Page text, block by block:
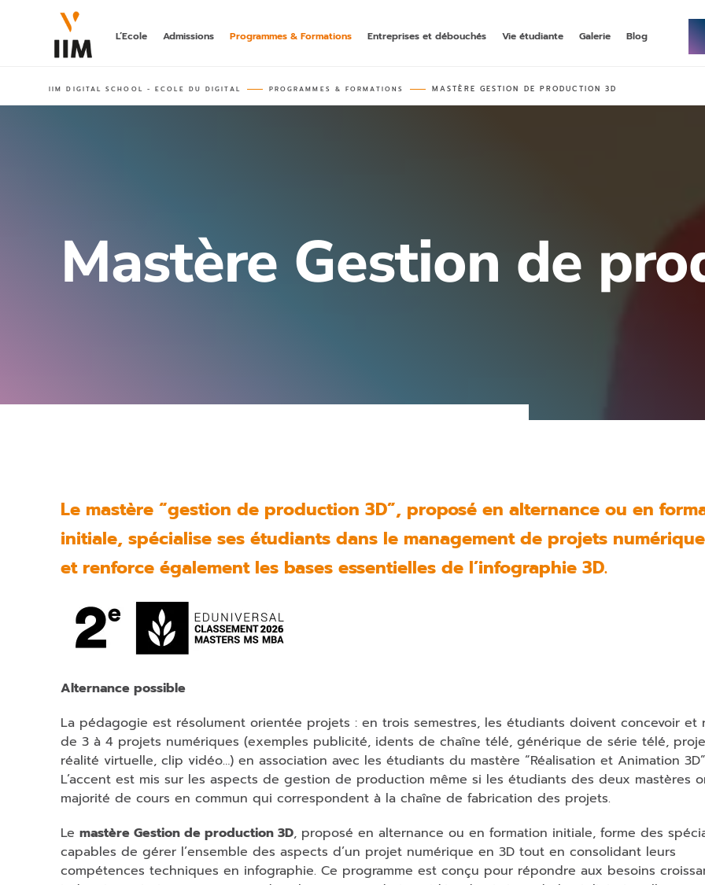
L’Ecole Admissions Programmes & Formations Entreprises et débouchés Vie étudiante Galerie Blog
IIM DIGITAL SCHOOL - ECOLE DU DIGITAL PROGRAMMES & FORMATIONS MASTÈRE GESTION DE PRODUCTION 3D
Mastère Gestion de
Le mastère “gestion de production 3D”, proposé en alternance ou en
initiale, spécialise ses étudiants dans le management de projets
et renforce également les bases essentielles de l’infographie 3D.
Alternance possible
La pédagogie est résolument orientée projets : en trois semestres, les étudiants doivent concevoir et
de 3 à 4 projets numériques (exemples publicité, idents de chaîne télé, générique de série télé,
réalité virtuelle, clip vidéo…) en association avec les étudiants du mastère “Réalisation et Animation
L’accent est mis sur les aspects de gestion de production même si les étudiants des deux mastères
majorité de cours en commun qui correspondent à la chaîne de fabrication des projets.
Le mastère Gestion de production 3D, proposé en alternance ou en formation initiale, forme des
capables de gérer l’ensemble des aspects d’un projet numérique en 3D tout en consolidant leurs
compétences techniques en infographie. Ce programme est conçu pour répondre aux besoins